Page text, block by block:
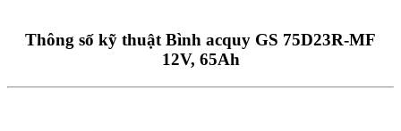
Thông số kỹ thuật Bình acquy GS 75D23R-MF
12V, 65Ah